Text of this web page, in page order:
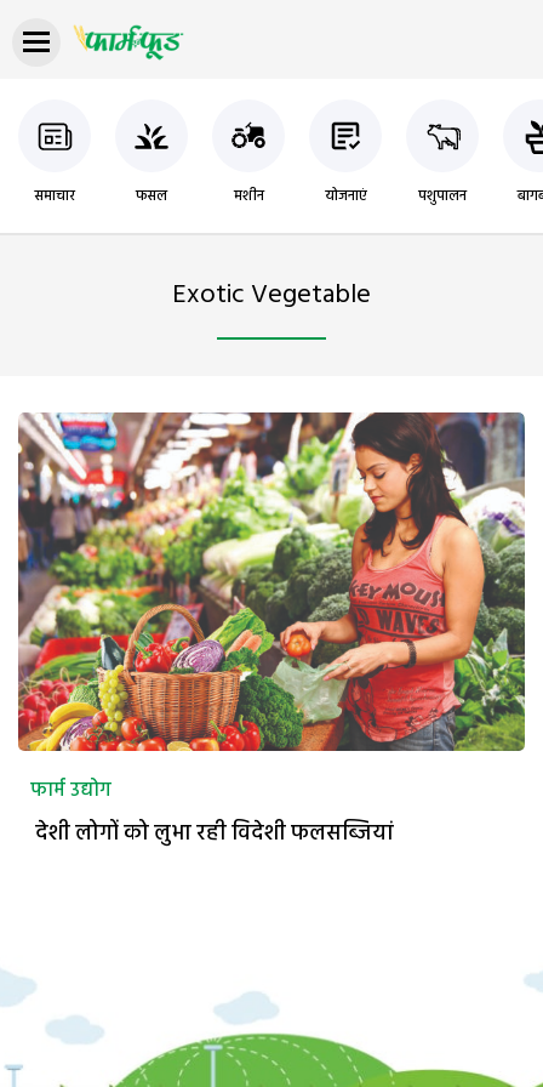
समाचार फसल मशीन योजनाएं पशुपालन
Exotic Vegetable
फार्म उद्योग
देशी लोगों को लुभा रही विदेशी फलसब्जियां